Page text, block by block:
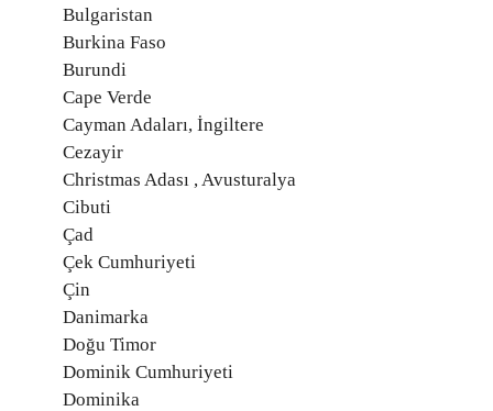
Bulgaristan
Burkina Faso
Burundi
Cape Verde
Cayman Adaları, İngiltere
Cezayir
Christmas Adası , Avusturalya
Cibuti
Çad
Çek Cumhuriyeti
Çin
Danimarka
Doğu Timor
Dominik Cumhuriyeti
Dominika